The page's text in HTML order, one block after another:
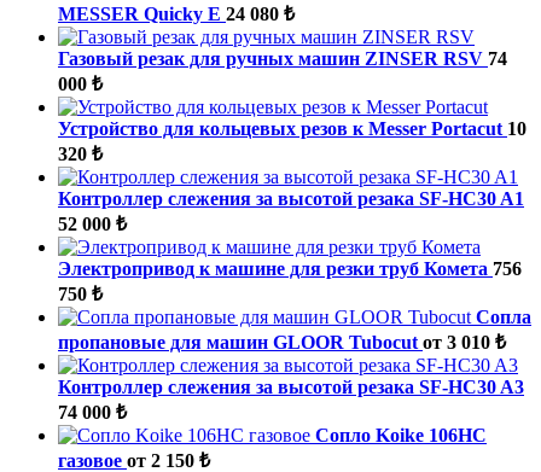
MESSER Quicky E 24 080 ₺
Газовый резак для ручных машин ZINSER RSV 74
000 ₺
Устройство для кольцевых резов к Messer Portacut 10
320 ₺
Контроллер слежения за высотой резака SF-HC30 A1
52 000 ₺
Электропривод к машине для резки труб Комета 756
750 ₺
Cопла
пропановые для машин GLOOR Tubocut от 3 010 ₺
Контроллер слежения за высотой резака SF-HC30 A3
74 000 ₺
Сопло Koike 106НС
газовое от 2 150 ₺